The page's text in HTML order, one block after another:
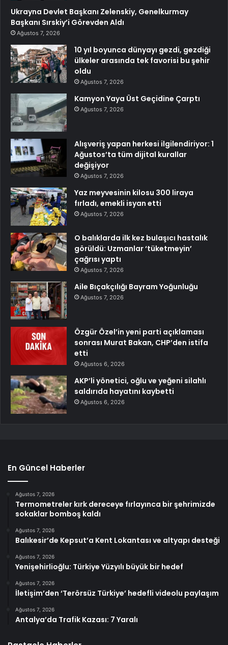
Ukrayna Devlet Başkanı Zelenskiy, Genelkurmay
Başkanı Sırskiy’i Görevden Aldı
Ağustos 7, 2026
10 yıl boyunca dünyayı gezdi, gezdiği
ülkeler arasında tek favorisi bu şehir
oldu
Ağustos 7, 2026
Kamyon Yaya Üst Geçidine Çarptı
Ağustos 7, 2026
Alışveriş yapan herkesi ilgilendiriyor: 1
Ağustos’ta tüm dijital kurallar
değişiyor
Ağustos 7, 2026
Yaz meyvesinin kilosu 300 liraya
fırladı, emekli isyan etti
Ağustos 7, 2026
O balıklarda ilk kez bulaşıcı hastalık
görüldü: Uzmanlar ‘tüketmeyin’
çağrısı yaptı
Ağustos 7, 2026
Aile Bıçakçılığı Bayram Yoğunluğu
Ağustos 7, 2026
Özgür Özel’in yeni parti açıklaması
sonrası Murat Bakan, CHP’den istifa
etti
Ağustos 6, 2026
AKP’li yönetici, oğlu ve yeğeni silahlı
saldırıda hayatını kaybetti
Ağustos 6, 2026
En Güncel Haberler
Ağustos 7, 2026
Termometreler kırk dereceye fırlayınca bir şehrimizde
sokaklar bomboş kaldı
Ağustos 7, 2026
Balıkesir’de Kepsut’a Kent Lokantası ve altyapı desteği
Ağustos 7, 2026
Yenişehirlioğlu: Türkiye Yüzyılı büyük bir hedef
Ağustos 7, 2026
İletişim’den ‘Terörsüz Türkiye’ hedefli videolu paylaşım
Ağustos 7, 2026
Antalya’da Trafik Kazası: 7 Yaralı